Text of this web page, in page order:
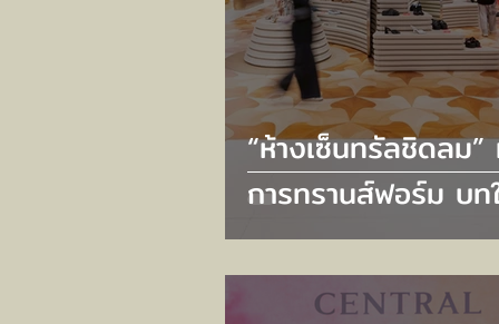
“ห้างเซ็นทรัลชิดลม
การทรานส์ฟอร์ม บท
แห่ง Luxury
ตอกย้ำเอกลักษณ์เห